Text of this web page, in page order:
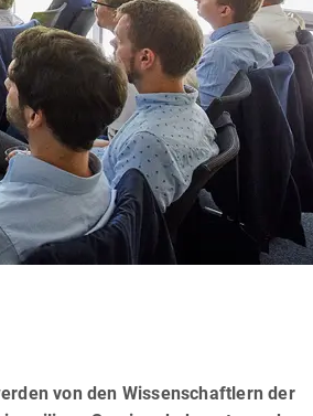
von den Wissenschaftlern der